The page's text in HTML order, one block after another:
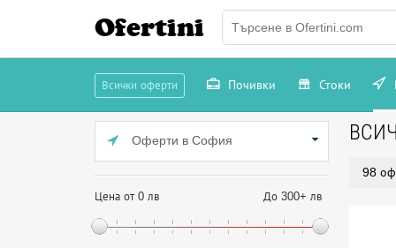
Ofertini
Всички оферти Почивки Стоки
Оферти в София
Цена от 0 лв До 300+ лв
98